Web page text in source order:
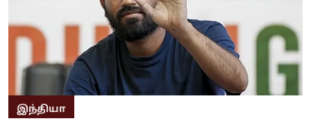
இந்தியா